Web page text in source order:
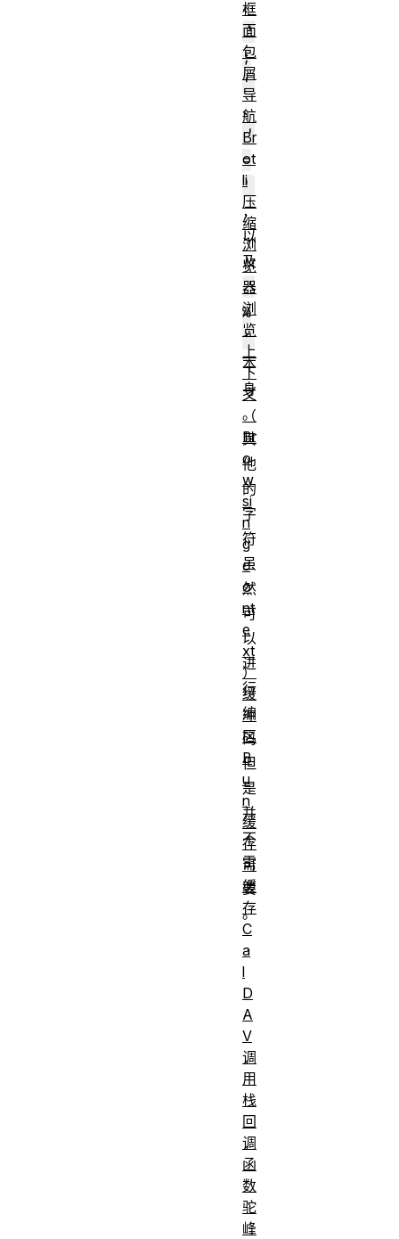
、
'
;
'
、
'
=
'
，
以
及
'
%
'
本
身
。
其
他
的
字
符
虽
然
可
以
进
行
编
码
但
是
并
不
需
要
。
字符
'/'
'?'
'#'
'['
']'
'@'
'!'
'$'
'&'
框
面
包
屑
导
航
Br
ot
li
压
缩
浏
览
器
浏
览
上
下
文
（
Br
o
w
si
n
g
c
o
nt
e
xt
）
缓
冲
区
B
u
n
缓
存
可
缓
存
C
a
l
D
A
V
调
用
栈
回
调
函
数
驼
峰